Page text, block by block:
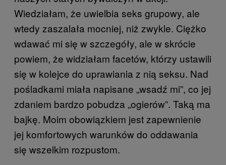
Wiedziałam, że uwielbia seks grupowy, ale
wtedy zaszalała mocniej, niż zwykle. Ciężko
wdawać mi się w szczegóły, ale w skrócie
powiem, że widziałam facetów, którzy ustawili
się w kolejce do uprawiania z nią seksu. Nad
pośladkami miała napisane „wsadź mi”, co jej
zdaniem bardzo pobudza „ogierów”. Taką ma
bajkę. Moim obowiązkiem jest zapewnienie
jej komfortowych warunków do oddawania
się wszelkim rozpustom.